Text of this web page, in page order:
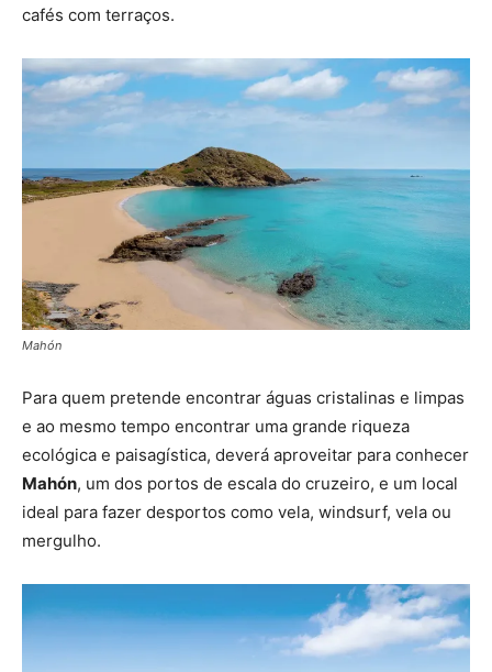
cafés com terraços.
Mahón
Para quem pretende encontrar águas cristalinas e limpas
e ao mesmo tempo encontrar uma grande riqueza
ecológica e paisagística, deverá aproveitar para conhecer
Mahón, um dos portos de escala do cruzeiro, e um local
ideal para fazer desportos como vela, windsurf, vela ou
mergulho.